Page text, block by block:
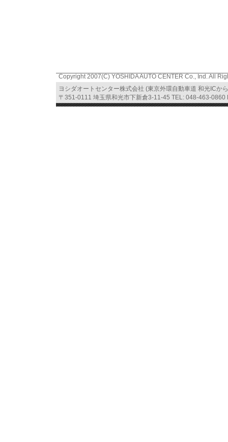
Copyright 2007(C) YOSHIDA AUTO CENTER Co., Ind. All
ヨシダオートセンター株式会社 (東京外環自動車道 和光ICか
〒351-0111 埼玉県和光市下新倉3-11-45 TEL: 048-463-0860